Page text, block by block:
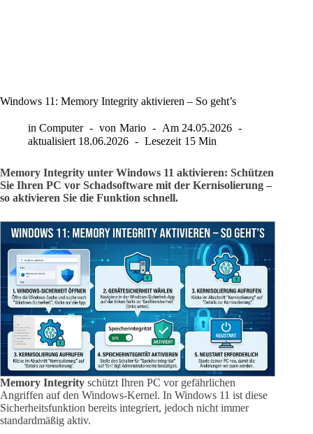
Windows 11: Memory Integrity aktivieren – So geht’s
in Computer von Mario Am 24.05.2026
aktualisiert 18.06.2026 Lesezeit 15 Min
Memory Integrity unter Windows 11 aktivieren: Schützen
Sie Ihren PC vor Schadsoftware mit der Kernisolierung –
so aktivieren Sie die Funktion schnell.
Memory Integrity schützt Ihren PC vor gefährlichen
Angriffen auf den Windows-Kernel. In Windows 11 ist diese
Sicherheitsfunktion bereits integriert, jedoch nicht immer
standardmäßig aktiv.